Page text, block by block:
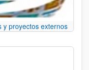
y proyectos externos